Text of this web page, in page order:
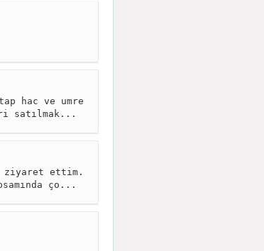
hac ve umre
satılmak...
ziyaret ettim.
ço...